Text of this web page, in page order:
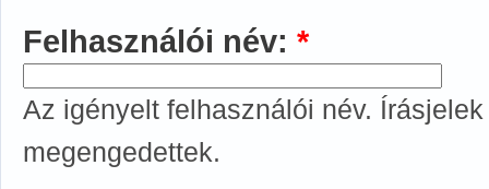
Felhasználói név: *
Az igényelt felhasználói név.
megengedettek.